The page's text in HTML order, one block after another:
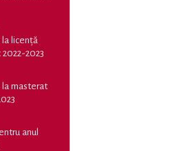
licență
2023
masterat
anul